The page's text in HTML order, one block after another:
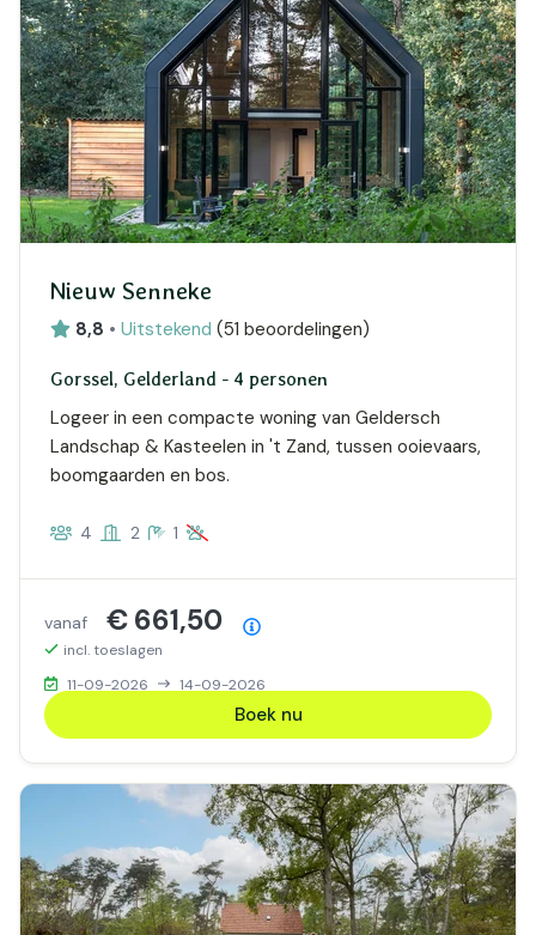
Nieuw Senneke
8,8 • Uitstekend (51 beoordelingen)
Gorssel, Gelderland - 4 personen
Logeer in een compacte woning van Geldersch
Landschap & Kasteelen in 't Zand, tussen ooievaars,
boomgaarden en bos.
4 2 1
vanaf € 661,50
incl. toeslagen
11-09-2026
14-09-2026
Boek nu